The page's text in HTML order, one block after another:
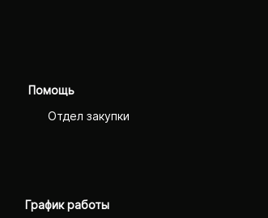
Помощь
Отдел закупки
График работы